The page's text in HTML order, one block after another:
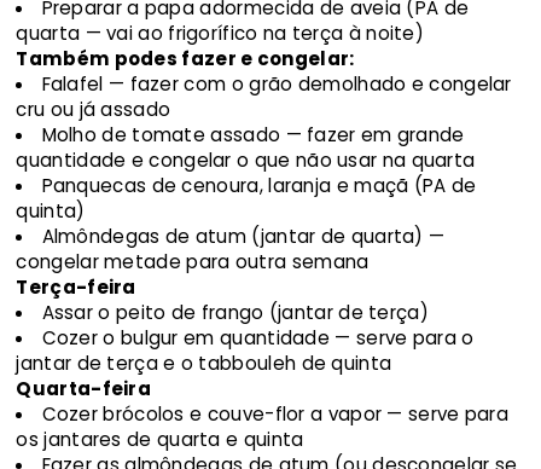
Preparar a papa adormecida de aveia (PA de
quarta — vai ao frigorífico na terça à noite)
Também podes fazer e congelar:
Falafel — fazer com o grão demolhado e congelar
cru ou já assado
Molho de tomate assado — fazer em grande
quantidade e congelar o que não usar na quarta
Panquecas de cenoura, laranja e maçã (PA de
quinta)
Almôndegas de atum (jantar de quarta) —
congelar metade para outra semana
Terça-feira
Assar o peito de frango (jantar de terça)
Cozer o bulgur em quantidade — serve para o
jantar de terça e o tabbouleh de quinta
Quarta-feira
Cozer brócolos e couve-flor a vapor — serve para
os jantares de quarta e quinta